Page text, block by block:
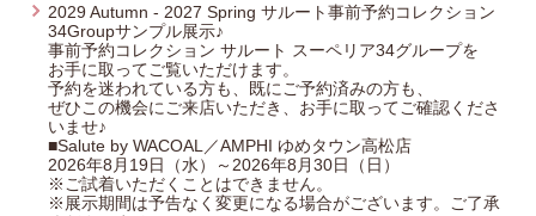
2029 Autumn - 2027 Spring サルート事前予約コレクション
34Groupサンプル展示♪
事前予約コレクション サルート スーペリア34グループを
お手に取ってご覧いただけます。
予約を迷われている方も、既にご予約済みの方も、
ぜひこの機会にご来店いただき、お手に取ってご確認くださ
いませ♪
■Salute by WACOAL／AMPHI ゆめタウン高松店
2026年8月19日（水）～2026年8月30日（日）
※ご試着いただくことはできません。
※展示期間は予告なく変更になる場合がございます。ご了承